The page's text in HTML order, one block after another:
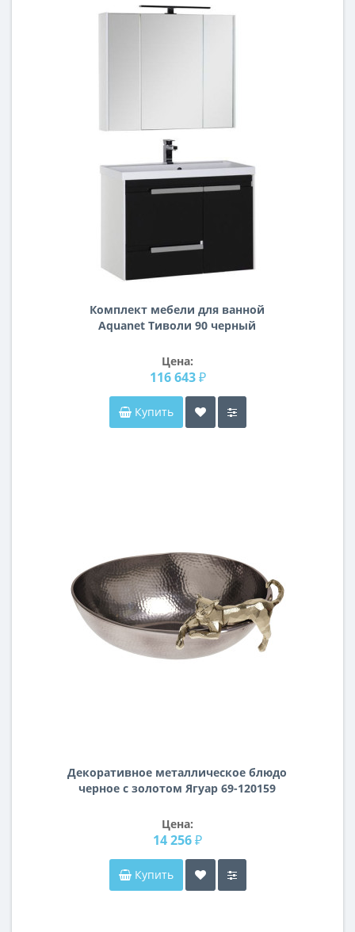
Комплект мебели для ванной
Aquanet Тиволи 90 черный
Цена:
116 643 ₽
Купить
Декоративное металлическое блюдо
черное с золотом Ягуар 69-120159
Цена:
14 256 ₽
Купить